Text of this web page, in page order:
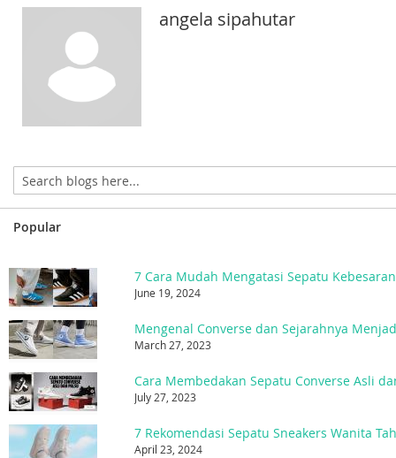
angela sipahutar
Popular
7 Cara Mudah Mengatasi Sepatu Kebesaran
June 19, 2024
March 27, 2023
Cara Membedakan Sepatu Converse Asli
July 27, 2023
7 Rekomendasi Sepatu Sneakers Wanita
April 23, 2024